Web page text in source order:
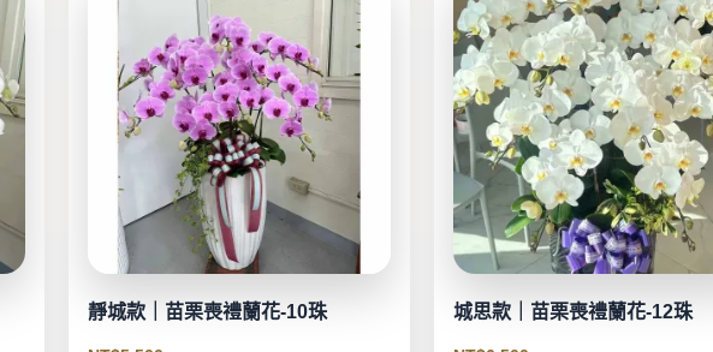
靜城款｜苗栗喪禮蘭花-10珠 城思款｜苗栗喪禮蘭花-12珠